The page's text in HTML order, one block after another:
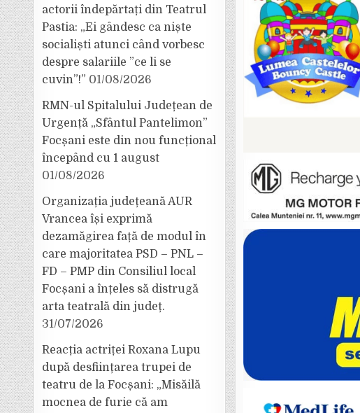
actorii îndepărtați din Teatrul
Pastia: „Ei gândesc ca niște
socialiști atunci când vorbesc
despre salariile ”ce li se
cuvin”!” 01/08/2026
RMN-ul Spitalului Județean de
Urgență „Sfântul Pantelimon”
Focșani este din nou funcțional
începând cu 1 august
01/08/2026
Organizația județeană AUR
Vrancea își exprimă
dezamăgirea față de modul în
care majoritatea PSD – PNL –
FD – PMP din Consiliul local
Focșani a înțeles să distrugă
arta teatrală din județ.
31/07/2026
Reacția actriței Roxana Lupu
după desființarea trupei de
teatru de la Focșani: „Misăilă
mocnea de furie că am